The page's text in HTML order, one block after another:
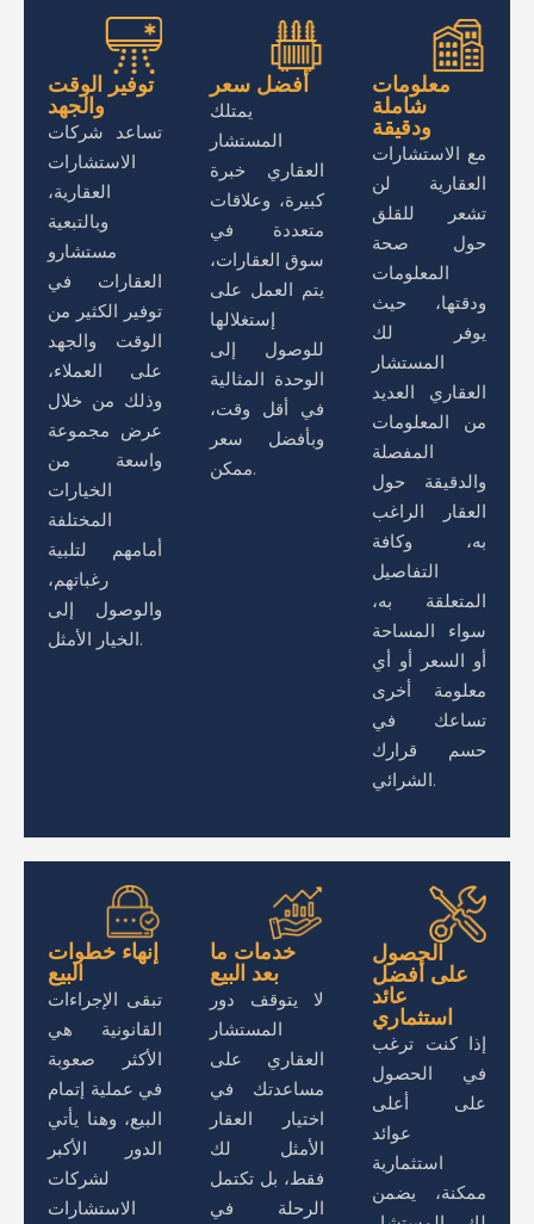
توفير الوقت
والجهد
تساعد شركات
الاستشارات
العقارية،
وبالتبعية
مستشارو
العقارات في
توفير الكثير من
الوقت والجهد
على العملاء،
وذلك من خلال
عرض مجموعة
واسعة من
الخيارات
المختلفة
أمامهم لتلبية
رغباتهم،
والوصول إلى
الخيار الأمثل.
أفضل سعر
يمتلك
المستشار
العقاري خبرة
كبيرة، وعلاقات
متعددة في
سوق العقارات،
يتم العمل على
إستغلالها
للوصول إلى
الوحدة المثالية
في أقل وقت،
وبأفضل سعر
ممكن.
معلومات
شاملة
ودقيقة
مع الاستشارات
العقارية لن
تشعر للقلق
حول صحة
المعلومات
ودقتها، حيث
يوفر لك
المستشار
العقاري العديد
من المعلومات
المفصلة
والدقيقة حول
العقار الراغب
به، وكافة
التفاصيل
المتعلقة به،
سواء المساحة
أو السعر أو أي
معلومة أخرى
تساعك في
حسم قرارك
الشرائي.
إنهاء خطوات
البيع
تبقى الإجراءات
القانونية هي
الأكثر صعوبة
في عملية إتمام
البيع، وهنا يأتي
الدور الأكبر
لشركات
الاستشارات
خدمات ما
بعد البيع
لا يتوقف دور
المستشار
العقاري على
مساعدتك في
اختيار العقار
الأمثل لك
فقط، بل تكتمل
الرحلة في
الحصول
على أفضل
عائد
استثماري
إذا كنت ترغب
في الحصول
على أعلى
عوائد
استثمارية
ممكنة، يضمن